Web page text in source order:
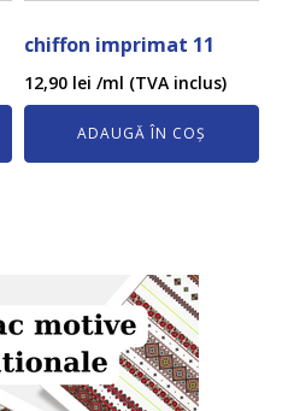
chiffon imprimat 11
12,90 lei /ml (TVA inclus)
ADAUGĂ ÎN COȘ